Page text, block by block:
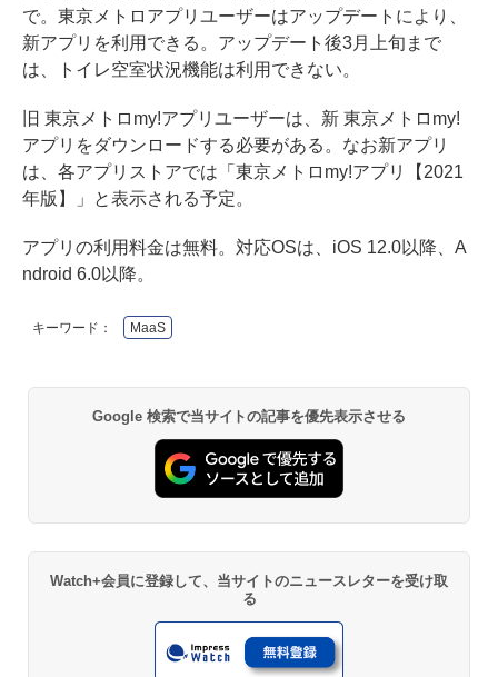
で。東京メトロアプリユーザーはアップデートにより、
新アプリを利用できる。アップデート後3月上旬まで
は、トイレ空室状況機能は利用できない。
旧 東京メトロmy!アプリユーザーは、新 東京メトロmy!
アプリをダウンロードする必要がある。なお新アプリ
は、各アプリストアでは「東京メトロmy!アプリ【2021
年版】」と表示される予定。
アプリの利用料金は無料。対応OSは、iOS 12.0以降、A
ndroid 6.0以降。
キーワード： MaaS
Google 検索で当サイトの記事を優先表示させる
Watch+会員に登録して、当サイトのニュースレターを受け取
る